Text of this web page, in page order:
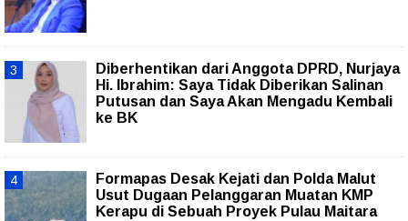
Diberhentikan dari Anggota DPRD, Nurjaya
Hi. Ibrahim: Saya Tidak Diberikan Salinan
Putusan dan Saya Akan Mengadu Kembali
ke BK
Formapas Desak Kejati dan Polda Malut
Usut Dugaan Pelanggaran Muatan KMP
Kerapu di Sebuah Proyek Pulau Maitara